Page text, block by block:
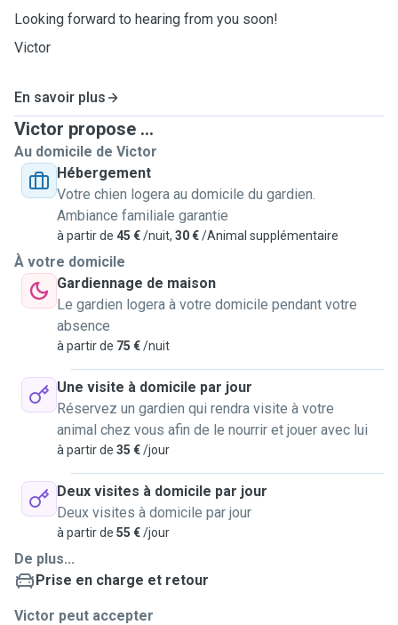
Looking forward to hearing from you soon!
Victor
En savoir plus
Victor propose ...
Au domicile de Victor
Hébergement
Votre chien logera au domicile du gardien.
Ambiance familiale garantie
à partir de 45 €/nuit, 30 €/Animal supplémentaire
À votre domicile
Gardiennage de maison
Le gardien logera à votre domicile pendant votre
absence
à partir de 75 €/nuit
Une visite à domicile par jour
Réservez un gardien qui rendra visite à votre
animal chez vous afin de le nourrir et jouer avec lui
à partir de 35 €/jour
Deux visites à domicile par jour
Deux visites à domicile par jour
à partir de 55 €/jour
De plus...
Prise en charge et retour
Victor peut accepter